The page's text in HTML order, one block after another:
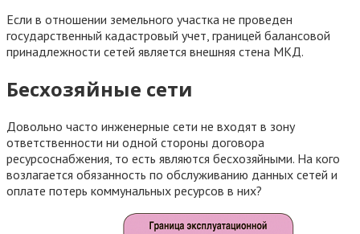
Если в отношении земельного участка не проведен
государственный кадастровый учет, границей балансовой
принадлежности сетей является внешняя стена МКД.
Бесхозяйные сети
Довольно часто инженерные сети не входят в зону
ответственности ни одной стороны договора
ресурсоснабжения, то есть являются бесхозяйными. На кого
возлагается обязанность по обслуживанию данных сетей и
оплате потерь коммунальных ресурсов в них?